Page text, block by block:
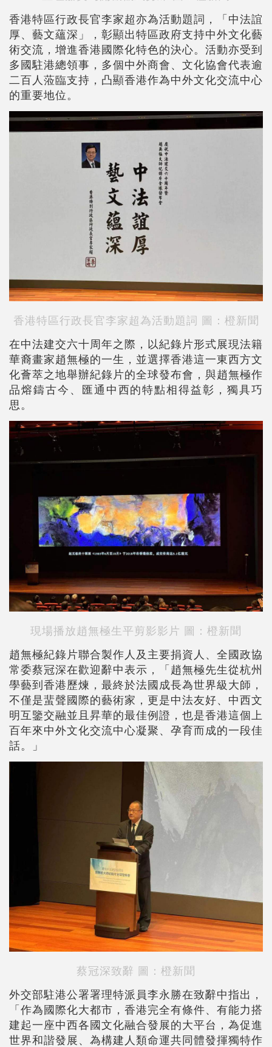
香港特區行政長官李家超亦為活動題詞，「中法誼
厚、藝文蘊深」，彰顯出特區政府支持中外文化藝
術交流，增進香港國際化特色的決心。活動亦受到
多國駐港總領事，多個中外商會、文化協會代表逾
二百人蒞臨支持，凸顯香港作為中外文化交流中心
的重要地位。
香港特區行政長官李家超為活動題詞 圖：橙新聞
在中法建交六十周年之際，以紀錄片形式展現法籍
華裔畫家趙無極的一生，並選擇香港這一東西方文
化薈萃之地舉辦紀錄片的全球發布會，與趙無極作
品熔鑄古今、匯通中西的特點相得益彰，獨具巧
思。
現場播放趙無極生平剪影影片 圖：橙新聞
趙無極紀錄片聯合製作人及主要捐資人、全國政協
常委蔡冠深在歡迎辭中表示，「趙無極先生從杭州
學藝到香港歷煉，最終於法國成長為世界級大師，
不僅是蜚聲國際的藝術家，更是中法友好、中西文
明互鑒交融並且昇華的最佳例證，也是香港這個上
百年來中外文化交流中心凝聚、孕育而成的一段佳
話。」
蔡冠深致辭 圖：橙新聞
外交部駐港公署署理特派員李永勝在致辭中指出，
「作為國際化大都市，香港完全有條件、有能力搭
建起一座中西各國文化融合發展的大平台，為促進
世界和諧發展、為構建人類命運共同體發揮獨特作